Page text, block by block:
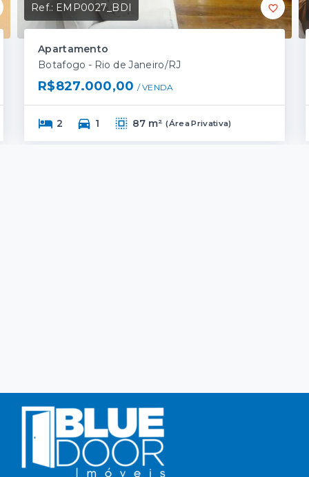
Ref.: EMP0027_BDI
Apartamento
Botafogo - Rio de Janeiro/RJ
R$827.000,00 / VENDA
2 1 87 m² (Área Privativa)